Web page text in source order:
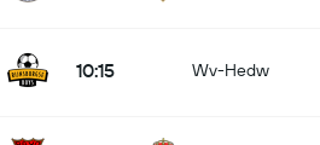
10:15 Wv-Hedw